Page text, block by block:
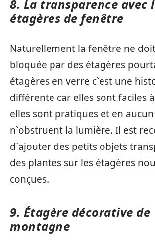
8. La transparence avec
étagères de fenêtre
Naturellement la fenêtre ne
bloquée par des étagères
étagères en verre c`est une
différente car elles sont faciles
elles sont pratiques et en aucun
n`obstruent la lumière. Il est
d`ajouter des petits objets
des plantes sur les étagères
conçues.
9. Étagère décorative de
montagne